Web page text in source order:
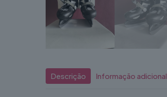
Descrição Informação adicional